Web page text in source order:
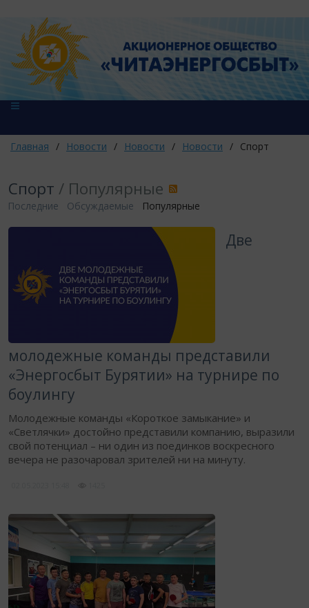
Главная / Новости / Новости / Новости / Спорт
Спорт / Популярные
Последние Обсуждаемые Популярные
Две
молодежные команды представили
«Энергосбыт Бурятии» на турнире по
боулингу
Молодежные команды «Короткое замыкание» и
«Светлячки» достойно представили компанию, выразили
свой потенциал – ни один из поединков воскресного
вечера не разочаровал зрителей ни на минуту.